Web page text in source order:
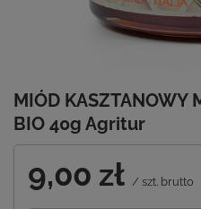
MIÓD KASZTANOWY
BIO 40g Agritur
9,00 zł / szt. brutto